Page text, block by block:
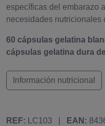
específicas del embarazo
necesidades nutricionales
60 cápsulas gelatina
cápsulas gelatina dura
Información nutricional
REF: LC103 EAN: